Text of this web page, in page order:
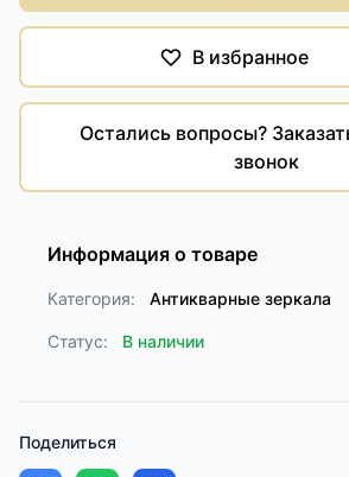
В избранное
Остались вопросы?
звонок
Информация о товаре
Категория: Антикварные зеркала
Статус: В наличии
Поделиться